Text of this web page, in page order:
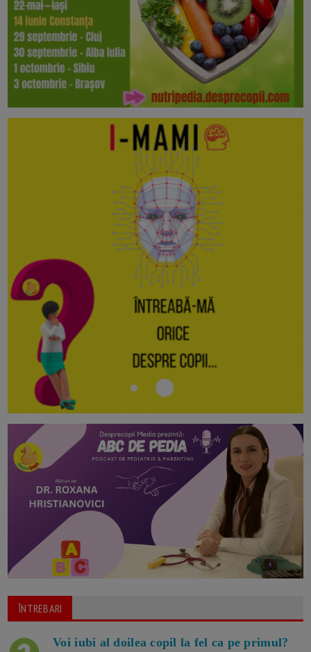
ÎNTREBARI
Voi iubi al doilea copil la fel ca pe primul?